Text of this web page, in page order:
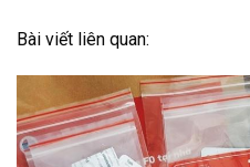
Bài viết liên quan: